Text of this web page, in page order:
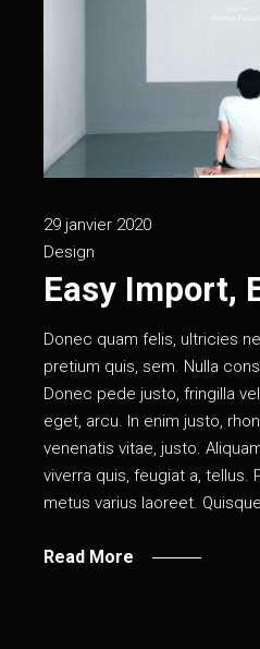
29 janvier 2020
Design
Easy Import,
Donec quam felis, ultricies
pretium quis, sem. Nulla
Donec pede justo, fringilla
eget, arcu. In enim justo,
venenatis vitae, justo.
viverra quis, feugiat a, tellus.
metus varius laoreet.
Read More